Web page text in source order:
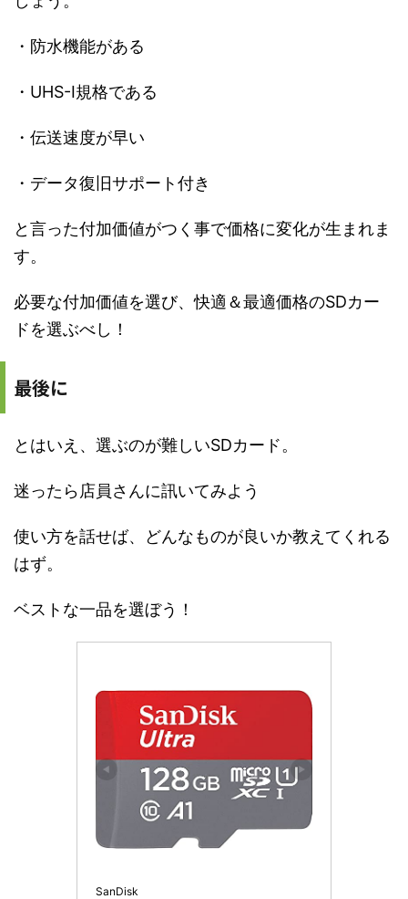
・防水機能がある
・UHS-I規格である
・伝送速度が早い
・データ復旧サポート付き
と言った付加価値がつく事で価格に変化が生まれま
す。
必要な付加価値を選び、快適＆最適価格のSDカー
ドを選ぶべし！
最後に
とはいえ、選ぶのが難しいSDカード。
迷ったら店員さんに訊いてみよう
使い方を話せば、どんなものが良いか教えてくれる
はず。
ベストな一品を選ぼう！
SanDisk